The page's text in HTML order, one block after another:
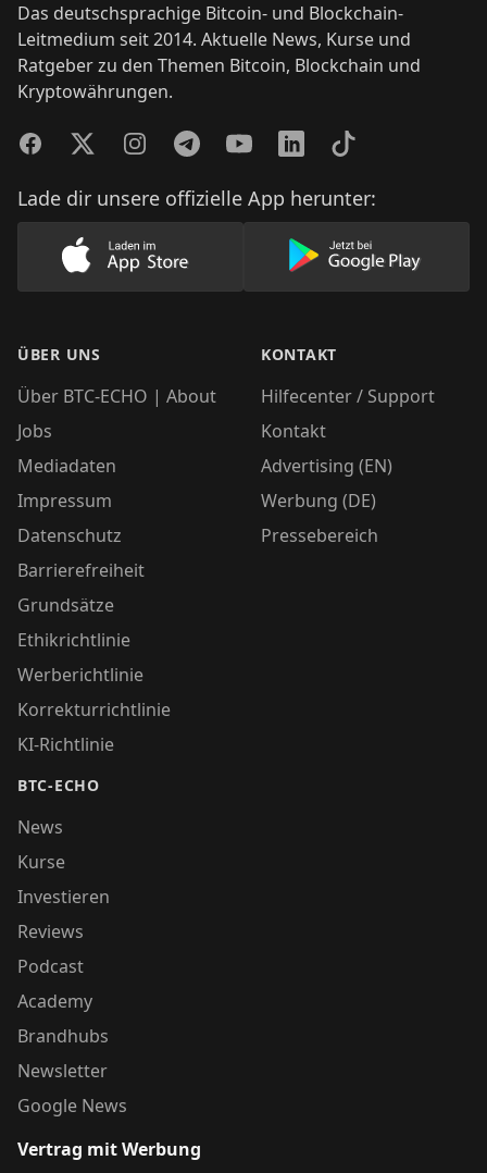
Das deutschsprachige Bitcoin- und Blockchain-
Leitmedium seit 2014. Aktuelle News, Kurse und
Ratgeber zu den Themen Bitcoin, Blockchain und
Kryptowährungen.
FacebookTwitterInstagramTelegramYouTubeLinkedInTikTok
Lade dir unsere offizielle App herunter:
Lade unsere App im AppStore herunter
Lade unsere
ÜBER UNS
Über BTC-ECHO | About
Jobs
Mediadaten
Impressum
Datenschutz
Barrierefreiheit
Grundsätze
Ethikrichtlinie
Werberichtlinie
Korrekturrichtlinie
KI-Richtlinie
BTC-ECHO
News
Kurse
Investieren
Reviews
Podcast
Academy
Brandhubs
Newsletter
Google News
KONTAKT
Hilfecenter / Support
Kontakt
Advertising (EN)
Werbung (DE)
Pressebereich
Vertrag mit Werbung